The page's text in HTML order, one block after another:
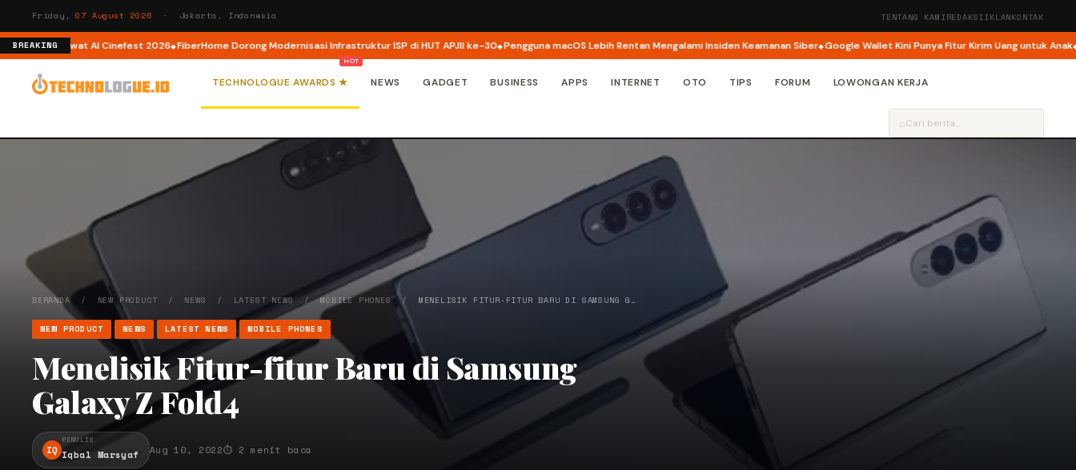
Friday,07 August 2026 · Jakarta, Indonesia TENTANG KAMIREDAKSIIKLANKONTAK
BREAKING
AI lewat AI Cinefest 2026 FiberHome Dorong Modernisasi Infrastruktur ISP di HUT APJII ke-30 Pengguna macOS Lebih Rentan Mengalami Insiden Keamanan Siber Google Wallet Kini Punya Fitur Kirim Uang untuk Anak
TECHNOLOGUE AWARDS ★ NEWS GADGET BUSINESS APPS INTERNET OTO TIPS FORUM LOWONGAN KERJA
⌕
BERANDA / NEW PRODUCT / NEWS / LATEST NEWS /MOBILE PHONES / MENELISIK FITUR-FITUR BARU DI SAMSUNG G…
NEW PRODUCT NEWS LATEST NEWS MOBILE PHONES
Menelisik Fitur-fitur Baru di Samsung
Galaxy Z Fold4
IQ
PENULIS
Iqbal Marsyaf Aug 10, 2022⏱ 2 menit baca